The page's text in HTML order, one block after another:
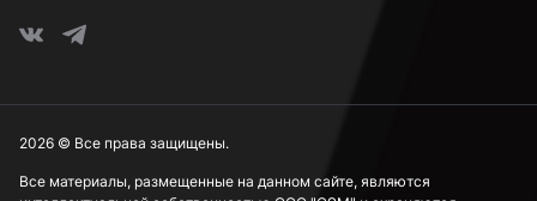
Все материалы, размещенные на данном сайте, являются
2026 © Все права защищены.